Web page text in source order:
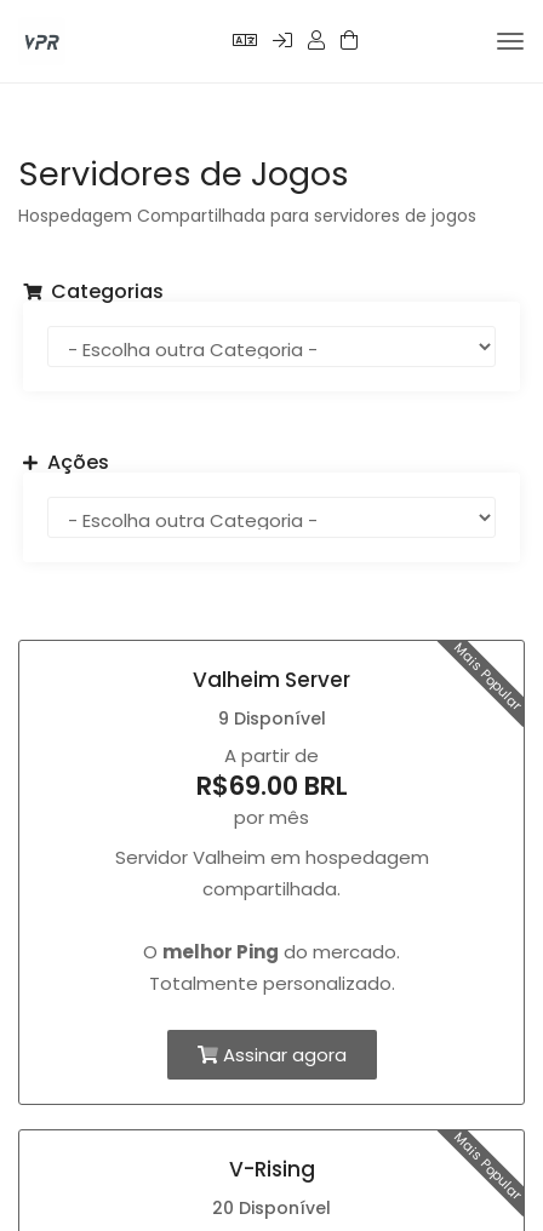
Servidores de Jogos
Hospedagem Compartilhada para servidores de jogos
Categorias
Ações
Mais Popular
Valheim Server
9 Disponível
A partir de
R$69.00 BRL
por mês
Servidor Valheim em hospedagem
compartilhada.
O melhor Ping do mercado.
Totalmente personalizado.
Assinar agora
Mais Popular
V-Rising
20 Disponível